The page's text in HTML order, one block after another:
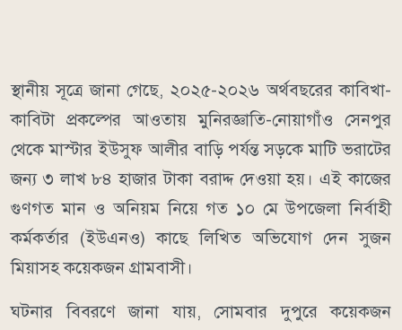
স্থানীয় সূত্রে জানা গেছে, ২০২৫-২০২৬ অর্থবছরের কাবিখা-
কাবিটা প্রকল্পের আওতায় মুনিরজ্ঞাতি-নোয়াগাঁও সেনপুর
থেকে মাস্টার ইউসুফ আলীর বাড়ি পর্যন্ত সড়কে মাটি ভরাটের
জন্য ৩ লাখ ৮৪ হাজার টাকা বরাদ্দ দেওয়া হয়। এই কাজের
গুণগত মান ও অনিয়ম নিয়ে গত ১০ মে উপজেলা নির্বাহী
কর্মকর্তার (ইউএনও) কাছে লিখিত অভিযোগ দেন সুজন
মিয়াসহ কয়েকজন গ্রামবাসী।
ঘটনার বিবরণে জানা যায়, সোমবার দুপুরে কয়েকজন